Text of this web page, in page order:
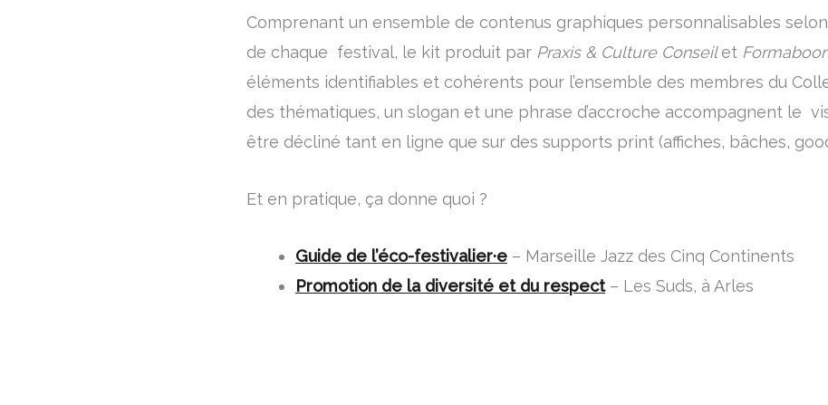
Comprenant un ensemble de contenus graphiques personnalisables
de chaque festival, le kit produit par Praxis & Culture Conseilet
éléments identifiables et cohérents pour l’ensemble des membres du
des thématiques, un slogan et une phrase d’accroche accompagnent le
être décliné tant en ligne que sur des supports print (affiches, bâches,
Et en pratique, ça donne quoi ?
Guide de l’éco-festivalier·e – Marseille Jazz des Cinq Continents
Promotion de la diversité et du respect– Les Suds, à Arles